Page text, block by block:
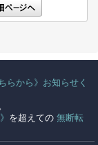
らから》お知らせく
を超えての 無断転